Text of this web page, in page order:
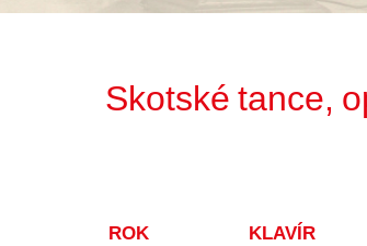
Skotské tance,
ROK KLAVÍR